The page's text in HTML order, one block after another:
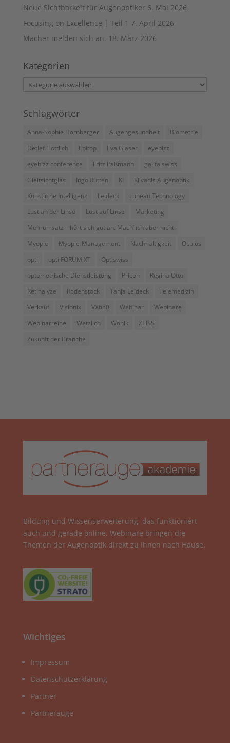
Neue Sichtbarkeit für Augenoptiker 6. Mai 2026
Focusing on Excellence | Teil 1 7. April 2026
Macher melden sich an. 18. März 2026
Kategorien
Kategorien
Schlagwörter
Anna-Sophie Hornberger Augengesundheit
Biometrie
Detlef Göttlich
Epitop Eva Glaser
eyebizz
eyebizz conference
Fritz Paßmann
galifa swiss
Gleitsichtglas
Ingo Rütten KI
Ki vadis Augenoptik
Künstliche Intelligenz
Leideck
Luneau Technology
Lust an der Linse
Lust auf Linse
Marketing
Mehrumsatz – hört sich gut an. Mach’ ich aber nicht
Myopie
Myopie-Management Nachhaltigkeit
Oculus
opti
opti FORUM XT
Optiswiss
optometrische Dienstleistung
Pricon
Regina Otto
Retinalyze
Rodenstock Tanja Leideck
Telemedizin
Verkauf
Visionix VX650 Webinar
Webinare
Webinarreihe
Wetzlich Wöhlk
ZEISS
Zukunft der Branche
Bildung und Wissenserweiterung, das funktioniert
auch und gerade online. Webinare bringen die
Themen der Augenoptik direkt zu Ihnen nach Hause.
Wichtiges
Impressum
Datenschutzerklärung
Partner
Partnerauge